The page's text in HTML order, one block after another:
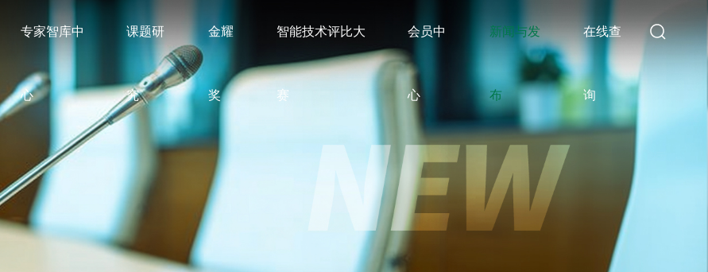
专家智库中
心
课题研
究
金耀
奖
智能技术评比大
赛
会员中
心
新闻与发
布
在线查
询